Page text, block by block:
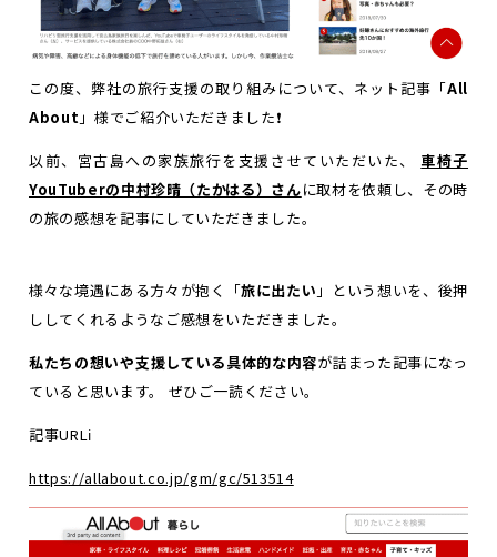
この度、弊社の旅行支援の取り組みについて、ネット記事「All
About 」様でご紹介いただきました❗️
以前、宮古島への家族旅行を支援させていただいた、 車椅子
YouTuberの中村珍晴（たかはる）さんに取材を依頼し、その時
の旅の感想を記事にしていただきました。
様々な境遇にある方々が抱く「旅に出たい 」という想いを、後押
ししてくれるようなご感想をいただきました。
私たちの想いや支援している具体的な内容が詰まった記事になっ
ていると思います。 ぜひご一読ください。
記事URLℹ️
https://allabout.co.jp/gm/gc/513514